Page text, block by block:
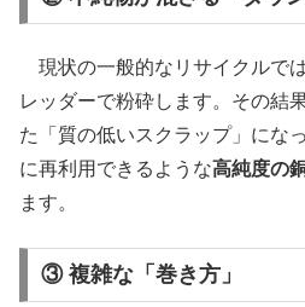
現状の一般的なリサイクルで
レッダーで粉砕します。その結
た「質の低いスクラップ」にな
に再利用できるような高純度の
ます。
③ 複雑な「巻き方」